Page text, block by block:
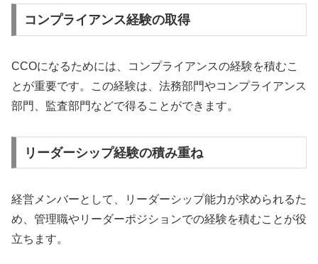
コンプライアンス経験の取得
CCOになるためには、コンプライアンスの経験を積むこ
とが重要です。この経験は、法務部門やコンプライアンス
部門、監査部門などで得ることができます。
リーダーシップ経験の積み重ね
経営メンバーとして、リーダーシップ能力が求められるた
め、管理職やリーダーポジションでの経験を積むことが役
立ちます。